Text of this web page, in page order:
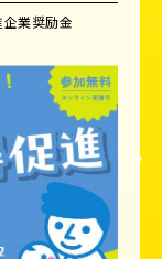
業奨励金